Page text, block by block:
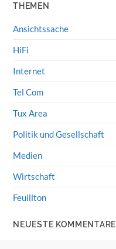
THEMEN
Ansichtssache
HiFi
Internet
Tel Com
Tux Area
Politik und Gesellschaft
Medien
Wirtschaft
Feuillton
NEUESTE KOMMENTARE